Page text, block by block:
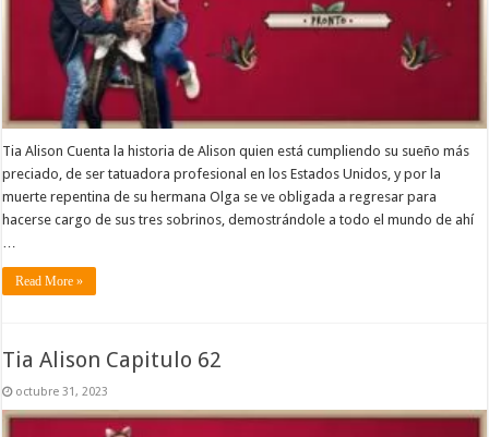
Tia Alison Cuenta la historia de Alison quien está cumpliendo su sueño más
preciado, de ser tatuadora profesional en los Estados Unidos, y por la
muerte repentina de su hermana Olga se ve obligada a regresar para
hacerse cargo de sus tres sobrinos, demostrándole a todo el mundo de ahí
Read More »
Tia Alison Capitulo 62
octubre 31, 2023